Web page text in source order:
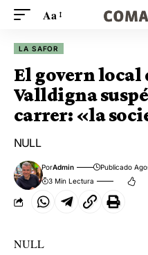
Aa
LA SAFOR
El govern local
Valldigna
carrer: «la
NULL
PorAdmin Publicado
3 Min Lectura
NULL